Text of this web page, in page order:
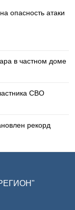
опасность атаки
в частном доме
СВО
рекорд